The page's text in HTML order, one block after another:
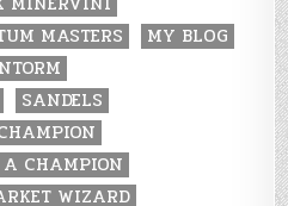
MASTERS
MY BLOG
SANDELS
CHAMPION
WIZARD